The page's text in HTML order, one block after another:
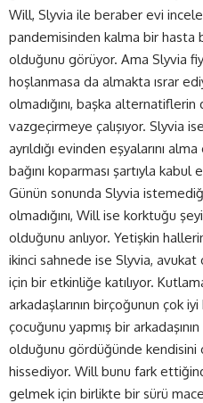
Will, Slyvia ile beraber evi
pandemisinden kalma bir hasta
olduğunu görüyor. Ama Slyvia
hoşlanmasa da almakta ısrar
olmadığını, başka
vazgeçirmeye çalışıyor. Slyvia
ayrıldığı evinden eşyalarını
bağını koparması şartıyla kabul
Günün sonunda Slyvia
olmadığını, Will ise korktuğu
olduğunu anlıyor. Yetişkin
ikinci sahnede ise Slyvia, avukat
için bir etkinliğe katılıyor.
arkadaşlarının birçoğunun çok
çocuğunu yapmış bir
olduğunu gördüğünde
hissediyor. Will bunu fark
gelmek için birlikte bir sürü